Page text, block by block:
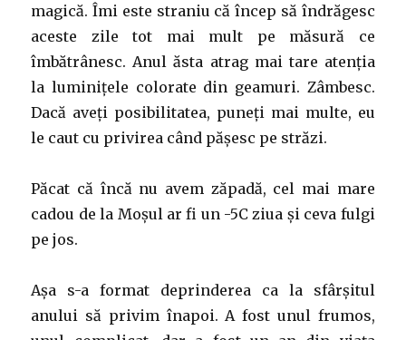
magică. Îmi este straniu că încep să îndrăgesc
aceste zile tot mai mult pe măsură ce
îmbătrânesc. Anul ăsta atrag mai tare atenția
la luminițele colorate din geamuri. Zâmbesc.
Dacă aveți posibilitatea, puneți mai multe, eu
le caut cu privirea când pășesc pe străzi.
Păcat că încă nu avem zăpadă, cel mai mare
cadou de la Moșul ar fi un -5C ziua și ceva fulgi
pe jos.
Așa s-a format deprinderea ca la sfârșitul
anului să privim înapoi. A fost unul frumos,